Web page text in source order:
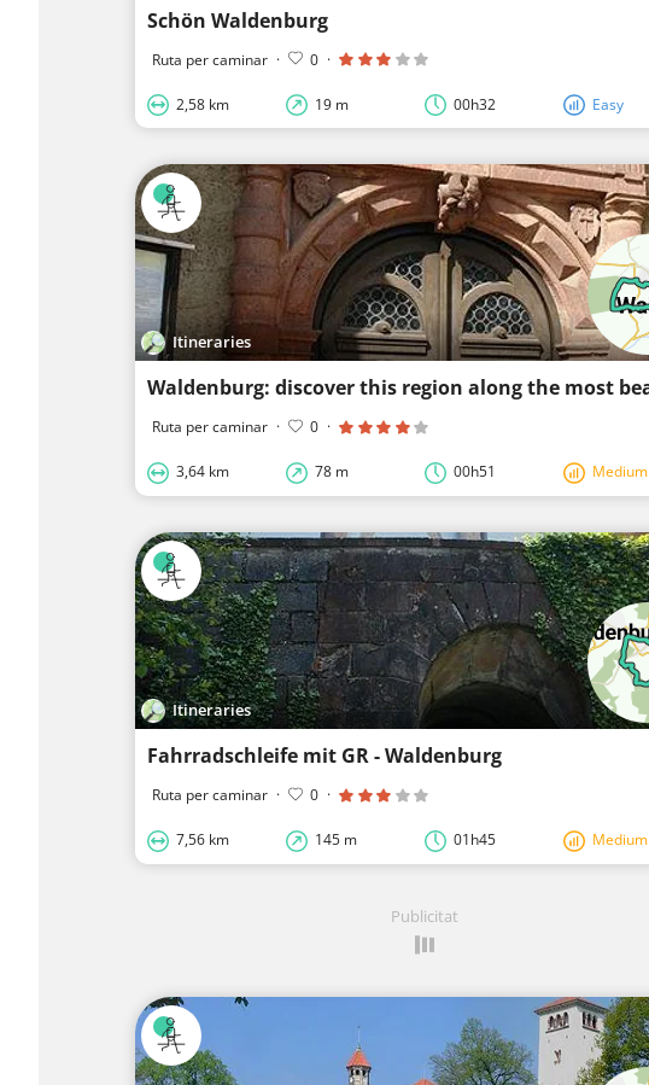
Schön Waldenburg
Ruta per caminar · 0 ·
2,58 km 19 m 00h32 Easy
Itineraries
Ruta per caminar · 0 ·
3,64 km 78 m 00h51 Medium
Itineraries
Fahrradschleife mit GR - Waldenburg
Ruta per caminar · 0 ·
7,56 km 145 m 01h45 Medium
Publicitat